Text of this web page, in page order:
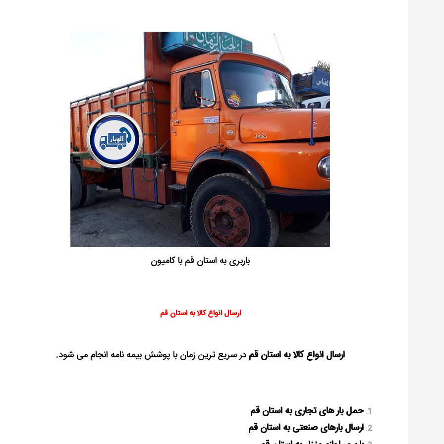
باربری به استان قم با کامیون
ارسال انواع کالا به استان قم
ارسال انواع کالا به استان قم در سریع ترین زمان با پوشش بیمه نامه انجام می شود.
حمل بار های تجاری به استان قم
ارسال بارهای صنعتی به استان قم